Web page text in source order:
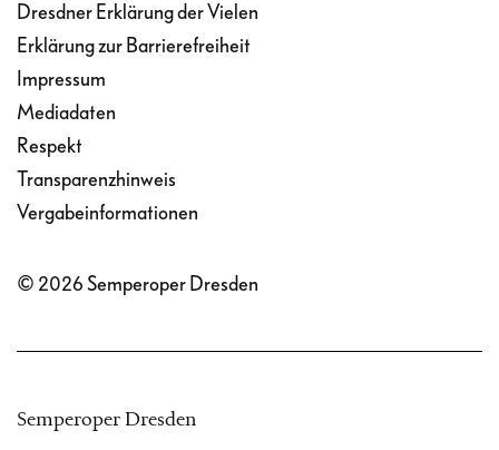
Dresdner Erklärung der Vielen
Erklärung zur Barrierefreiheit
Impressum
Mediadaten
Respekt
Transparenzhinweis
Vergabeinformationen
© 2026 Semperoper Dresden
Semperoper Dresden